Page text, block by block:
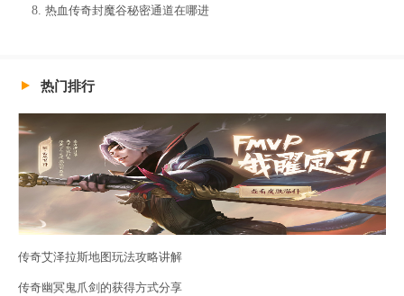
热血传奇封魔谷秘密通道在哪进
热门排行
传奇艾泽拉斯地图玩法攻略讲解
传奇幽冥鬼爪剑的获得方式分享